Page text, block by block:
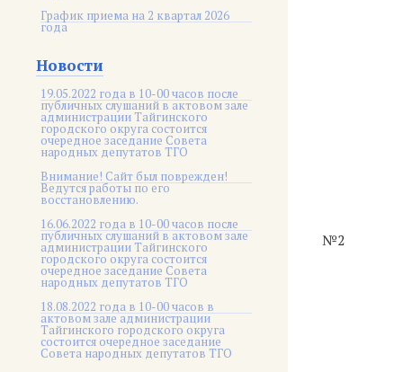
График приема на 2 квартал 2026
года
Новости
19.05.2022 года в 10-00 часов после
публичных слушаний в актовом зале
администрации Тайгинского
городского округа состоится
очередное заседание Совета
народных депутатов ТГО
Внимание! Сайт был поврежден!
Ведутся работы по его
восстановлению.
16.06.2022 года в 10-00 часов после
публичных слушаний в актовом зале
администрации Тайгинского
городского округа состоится
очередное заседание Совета
народных депутатов ТГО
18.08.2022 года в 10-00 часов в
актовом зале администрации
Тайгинского городского округа
состоится очередное заседание
Совета народных депутатов ТГО
№2